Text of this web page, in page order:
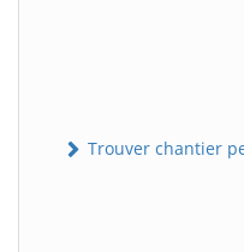
Trouver chantier